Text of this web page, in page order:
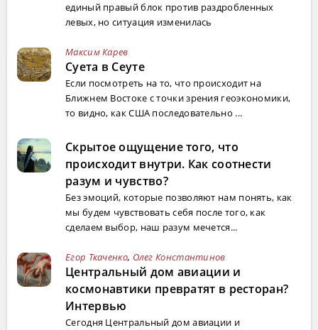
единый правый блок против раздробленных
левых, но ситуация изменилась
Максим Карев
Суета в Сеуте
Если посмотреть на то, что происходит на
Ближнем Востоке с точки зрения геоэкономики,
то видно, как США последовательно ...
Скрытое ощущение того, что
происходит внутри. Как соотнести
разум и чувство?
Без эмоций, которые позволяют нам понять, как
мы будем чувствовать себя после того, как
сделаем выбор, наш разум мечется...
Егор Ткаченко, Олег Константинов
Центральный дом авиации и
космонавтики превратят в ресторан?
Интервью
Сегодня Центральный дом авиации и